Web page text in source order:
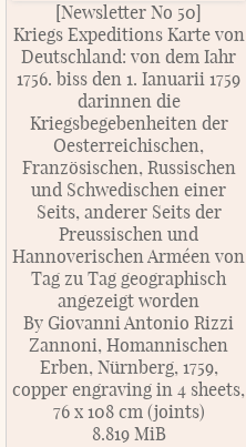
[Newsletter No 50]
Kriegs Expeditions Karte von
Deutschland: von dem Iahr
1756. biss den 1. Ianuarii 1759
darinnen die
Kriegsbegebenheiten der
Oesterreichischen,
Französischen, Russischen
und Schwedischen einer
Seits, anderer Seits der
Preussischen und
Hannoverischen Arméen von
Tag zu Tag geographisch
angezeigt worden
By Giovanni Antonio Rizzi
Zannoni, Homannischen
Erben, Nürnberg, 1759,
copper engraving in 4 sheets,
76 x 108 cm (joints)
8.819 MiB